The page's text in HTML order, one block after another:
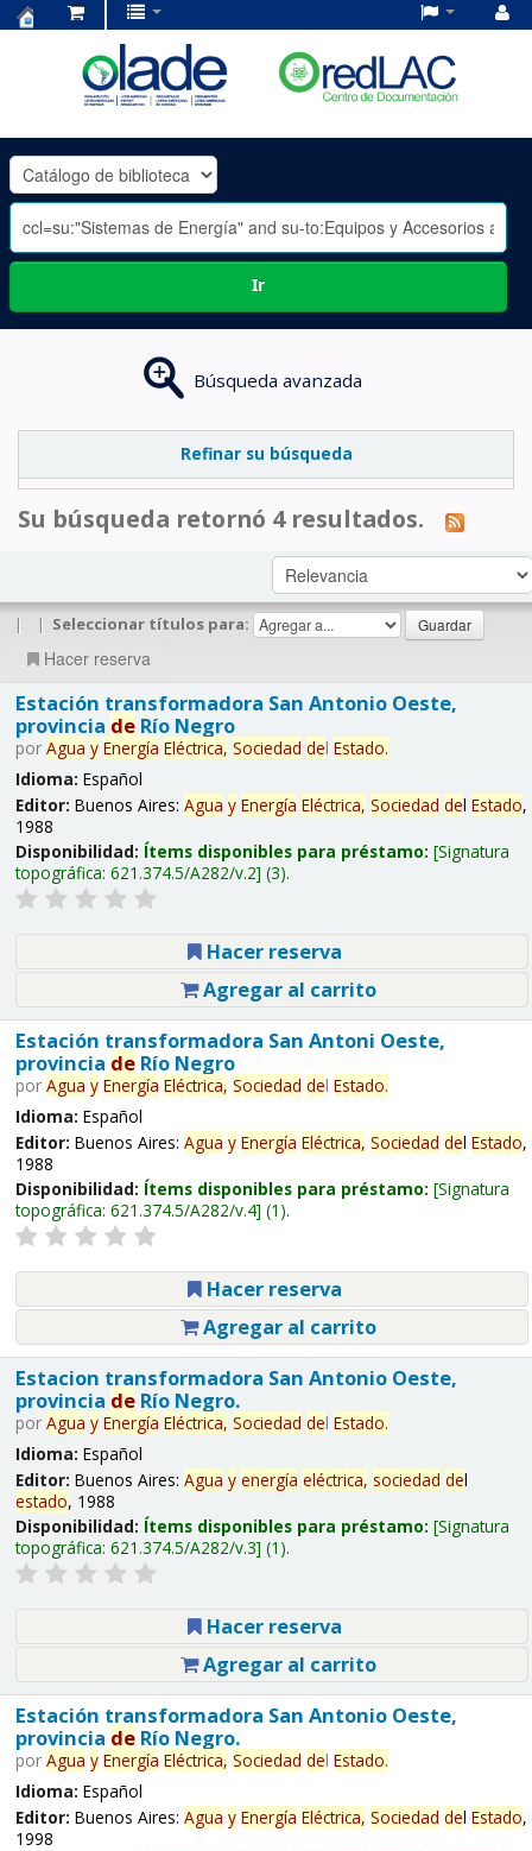
OLADE
-
Ir
Búsqueda avanzada
Refinar su búsqueda
Su búsqueda retornó 4 resultados.
| | Seleccionar títulos para:
Hacer reserva
Estación transformadora San Antonio Oeste,
provincia deRío Negro
por Agua y Energía Eléctrica, Sociedad del Estado.
Idioma: Español
Editor: Buenos Aires: Agua y Energía Eléctrica, Sociedad del Estado,
1988
Disponibilidad: Ítems disponibles para préstamo: Signatura
topográfica: 621.374.5/A282/v.2 (3).
Hacer reserva
Agregar al carrito
Estación transformadora San Antoni Oeste,
provincia deRío Negro
por Agua y Energía Eléctrica, Sociedad del Estado.
Idioma: Español
Editor: Buenos Aires: Agua y Energía Eléctrica, Sociedad del Estado,
1988
Disponibilidad: Ítems disponibles para préstamo: Signatura
topográfica: 621.374.5/A282/v.4 (1).
Hacer reserva
Agregar al carrito
Estacion transformadora San Antonio Oeste,
provincia deRío Negro.
por Agua y Energía Eléctrica, Sociedad del Estado.
Idioma: Español
Editor: Buenos Aires: Agua y energía eléctrica, sociedad del
estado, 1988
Disponibilidad: Ítems disponibles para préstamo: Signatura
topográfica: 621.374.5/A282/v.3 (1).
Hacer reserva
Agregar al carrito
Estación transformadora San Antonio Oeste,
provincia deRío Negro.
por Agua y Energía Eléctrica, Sociedad del Estado.
Idioma: Español
Editor: Buenos Aires: Agua y Energía Eléctrica, Sociedad del Estado,
1998